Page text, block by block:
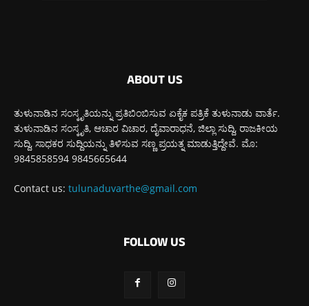
ABOUT US
ತುಳುನಾಡಿನ ಸಂಸ್ಕೃತಿಯನ್ನು ಪ್ರತಿಬಿಂಬಿಸುವ ಏಕೈಕ ಪತ್ರಿಕೆ ತುಳುನಾಡು ವಾರ್ತೆ.
ತುಳುನಾಡಿನ ಸಂಸ್ಕೃತಿ, ಆಚಾರ ವಿಚಾರ, ದೈವಾರಾಧನೆ, ಜಿಲ್ಲಾ ಸುದ್ದಿ, ರಾಜಕೀಯ
ಸುದ್ದಿ, ಸಾಧಕರ ಸುದ್ದಿಯನ್ನು ತಿಳಿಸುವ ಸಣ್ಣ ಪ್ರಯತ್ನ ಮಾಡುತ್ತಿದ್ದೇವೆ. ಮೊ:
9845858594 9845665644
Contact us: tulunaduvarthe@gmail.com
FOLLOW US